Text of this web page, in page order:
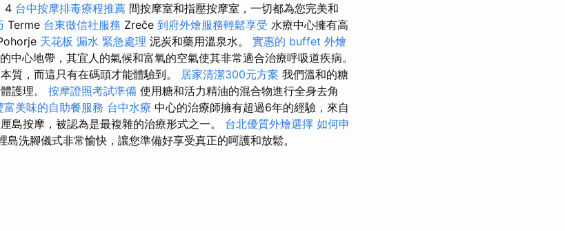
4 台中按摩排毒療程推薦 間按摩室和指壓按摩室，一切都為您完美和
Terme 台東徵信社服務 Zreče 到府外燴服務輕鬆享受 水療中心擁有高
天花板 漏水 緊急處理 泥炭和藥用溫泉水。 實惠的 buffet 外燴
中心地帶，其宜人的氣候和富氧的空氣使其非常適合治療呼吸道疾病。
質，而這只有在碼頭才能體驗到。 居家清潔300元方案 我們溫和的糖
護理。 按摩證照考試準備 使用糖和活力精油的混合物進行全身去角
富美味的自助餐服務 台中水療 中心的治療師擁有超過6年的經驗，來自
島按摩，被認為是最複雜的治療形式之一。 台北優質外燴選擇 如何申
島洗腳儀式非常愉快，讓您準備好享受真正的呵護和放鬆。